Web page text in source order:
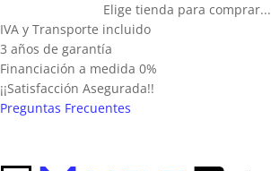
Elige tienda para comprar...
IVA y Transporte incluido
3 años de garantía
Financiación a medida 0%
¡¡Satisfacción Asegurada!!
Preguntas Frecuentes